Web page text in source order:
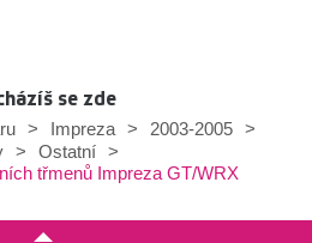
se zde
> Impreza > 2003-2005
>
> Ostatní
>
třmenů Impreza GT/WRX